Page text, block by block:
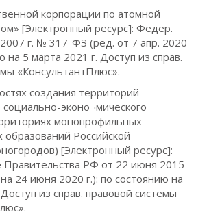
корпорации по атомной
[Электронный ресурс]: Федер.
2007 г. № 317-ФЗ (ред. от 7 апр. 2020
на 5 марта 2021 г. Доступ из справ.
«КонсультантПлюс».
создания территорий
эконо¬мического
монопрофильных
Российской
[Электронный ресурс]:
Правительства РФ от 22 июня 2015
24 июня 2020 г.): по состоянию на
из справ. правовой системы